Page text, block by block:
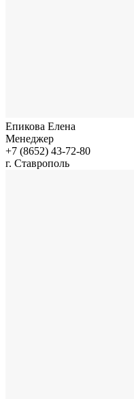
Епикова Елена
Менеджер
+7 (8652) 43-72-80
г. Ставрополь